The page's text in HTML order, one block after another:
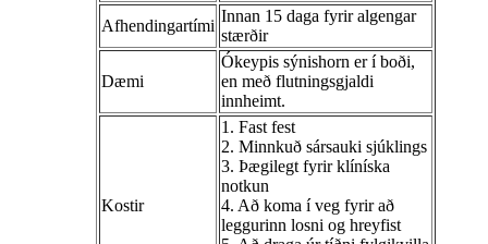
Afhendingartími
Innan 15 daga fyrir algengar
stærðir
Dæmi
Ókeypis sýnishorn er í boði,
en með flutningsgjaldi
innheimt.
Kostir
1. Fast fest
2. Minnkuð sársauki sjúklings
3. Þægilegt fyrir klíníska
notkun
4. Að koma í veg fyrir að
leggurinn losni og hreyfist